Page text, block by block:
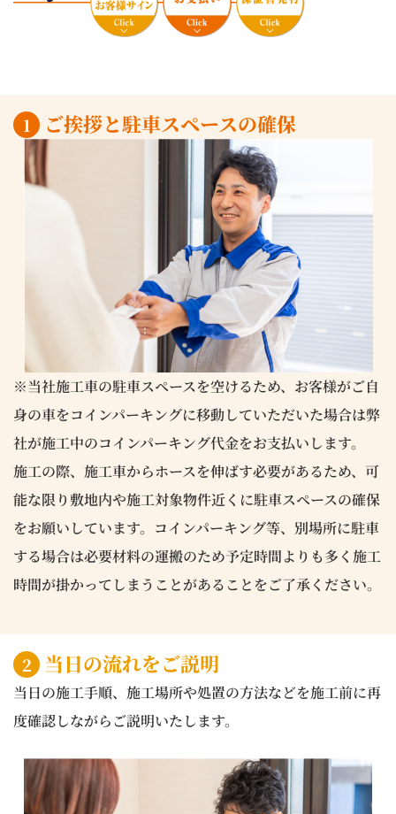
1 ご挨拶と駐車スペースの確保
※当社施工車の駐車スペースを空けるため、お客様がご自
身の車をコインパーキングに移動していただいた場合は弊
社が施工中のコインパーキング代金をお支払いします。
施工の際、施工車からホースを伸ばす必要があるため、可
能な限り敷地内や施工対象物件近くに駐車スペースの確保
をお願いしています。コインパーキング等、別場所に駐車
する場合は必要材料の運搬のため予定時間よりも多く施工
時間が掛かってしまうことがあることをご了承ください。
2 当日の流れをご説明
当日の施工手順、施工場所や処置の方法などを施工前に再
度確認しながらご説明いたします。